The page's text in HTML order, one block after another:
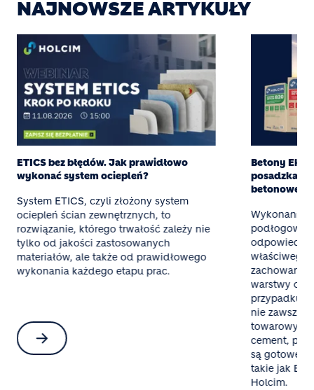
NAJNOWSZE ARTYKUŁY
ETICS bez błędów. Jak prawidłowo
wykonać system ociepleń?
System ETICS, czyli złożony system
ociepleń ścian zewnętrznych, to
rozwiązanie, którego trwałość zależy nie
tylko od jakości zastosowanych
materiałów, ale także od prawidłowego
wykonania każdego etapu prac.
Betony
posadzka z
betonowej
Wykonanie
właściwego
zachowania
warstwy
przypadku
nie zawsze
towarowy
cement,
są gotowe
takie jak
Holcim.